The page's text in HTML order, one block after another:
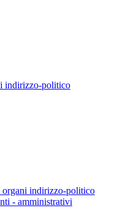
indirizzo-politico
organi indirizzo-politico
- amministrativi